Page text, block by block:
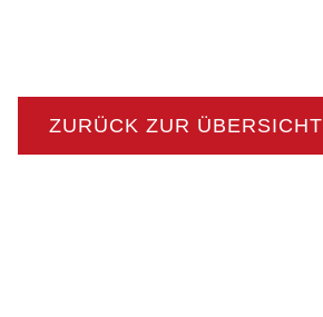
ZURÜCK ZUR ÜBERSICHT